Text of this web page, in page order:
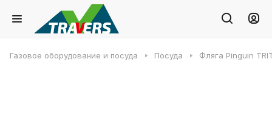
Газовое оборудование и посуда Посуда Фляга Pinguin